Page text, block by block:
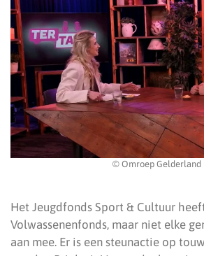
© Omroep Gelderland
Het Jeugdfonds Sport & Cultuur
Volwassenenfonds, maar niet elke
aan mee. Er is een steunactie op